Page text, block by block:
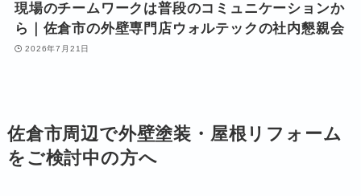
現場のチームワークは普段のコミュニケーションか
ら｜佐倉市の外壁専門店ウォルテックの社内懇親会
2026年7月21日
佐倉市周辺で外壁塗装・屋根リフォーム
をご検討中の方へ